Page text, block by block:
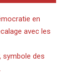
en
avec les
symbole des